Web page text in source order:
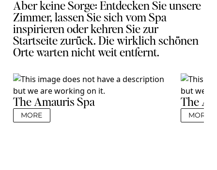
Aber keine Sorge: Entdecken Sie unsere
Zimmer, lassen Sie sich vom Spa
inspirieren oder kehren Sie zur
Startseite zurück. Die wirklich schönen
Orte warten nicht weit entfernt.
The Amauris Spa
MORE
The
MORE